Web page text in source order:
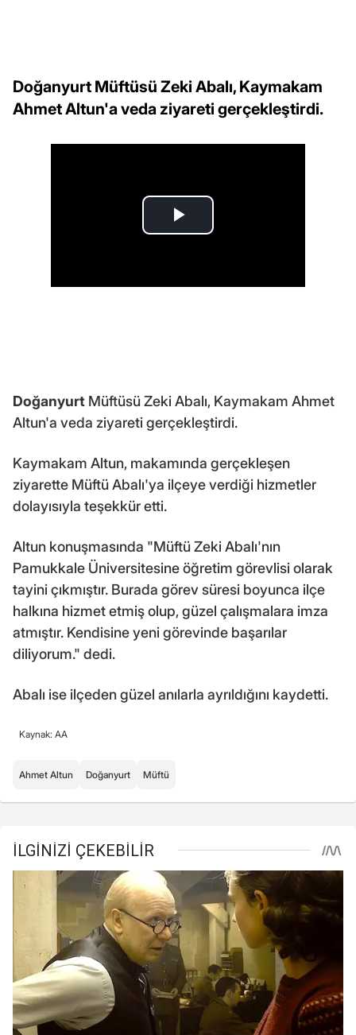
Doğanyurt Müftüsü Zeki Abalı, Kaymakam
Ahmet Altun'a veda ziyareti gerçekleştirdi.
Doğanyurt Müftüsü Zeki Abalı, Kaymakam Ahmet
Altun'a veda ziyareti gerçekleştirdi.
Kaymakam Altun, makamında gerçekleşen
ziyarette Müftü Abalı'ya ilçeye verdiği hizmetler
dolayısıyla teşekkür etti.
Altun konuşmasında "Müftü Zeki Abalı'nın
Pamukkale Üniversitesine öğretim görevlisi olarak
tayini çıkmıştır. Burada görev süresi boyunca ilçe
halkına hizmet etmiş olup, güzel çalışmalara imza
atmıştır. Kendisine yeni görevinde başarılar
diliyorum." dedi.
Abalı ise ilçeden güzel anılarla ayrıldığını kaydetti.
Kaynak: AA
Ahmet Altun Doğanyurt Müftü